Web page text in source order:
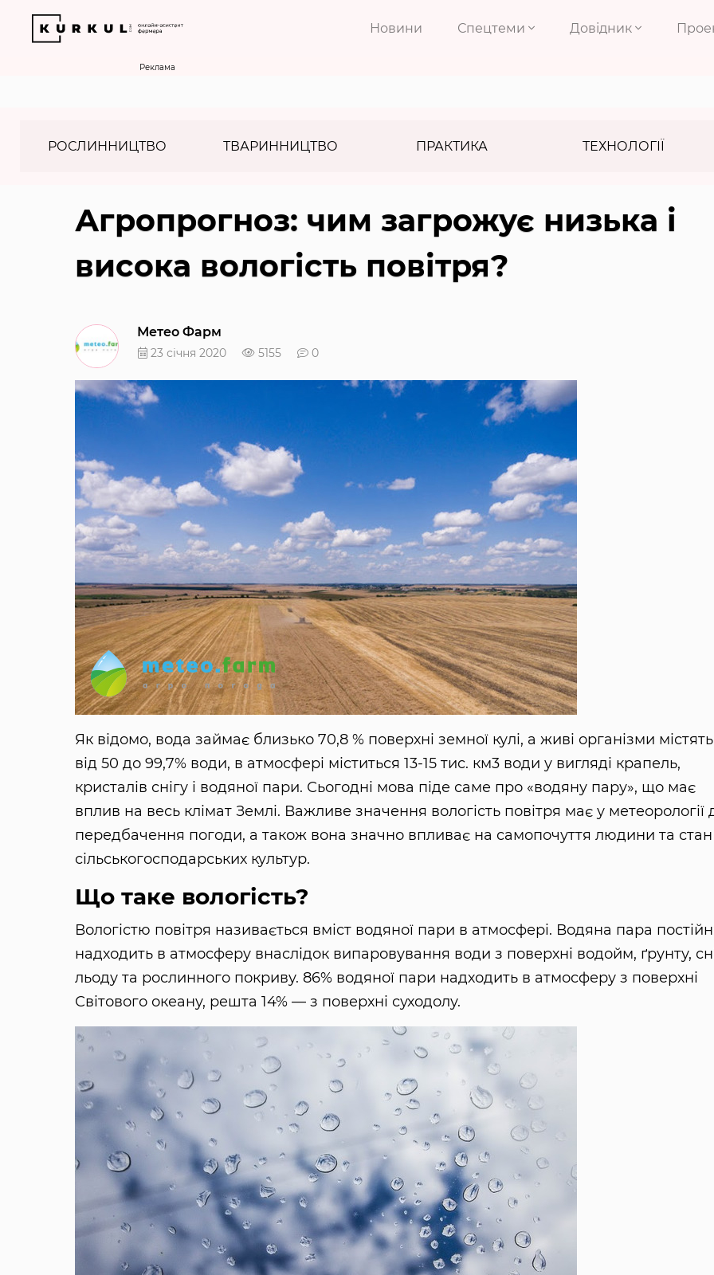
Новини Спецтеми Довідник
Реклама
РОСЛИННИЦТВО ТВАРИННИЦТВО ПРАКТИКА ТЕХНОЛОГІЇ
Агропрогноз: чим загрожує низька і
висока вологість повітря?
Метео Фарм
23 січня 2020 5155 0
Як відомо, вода займає близько 70,8 % поверхні земної кулі, а живі організми містять
від 50 до 99,7% води, в атмосфері міститься 13-15 тис. км3 води у вигляді крапель,
кристалів снігу і водяної пари. Сьогодні мова піде саме про «водяну пару», що має
вплив на весь клімат Землі. Важливе значення вологість повітря має у метеорології
передбачення погоди, а також вона значно впливає на самопочуття людини та стан
сільськогосподарських культур.
Що таке вологість?
Вологістю повітря називається вміст водяної пари в атмосфері. Водяна пара
надходить в атмосферу внаслідок випаровування води з поверхні водойм, ґрунту,
льоду та рослинного покриву. 86% водяної пари надходить в атмосферу з поверхні
Світового океану, решта 14% — з поверхні суходолу.